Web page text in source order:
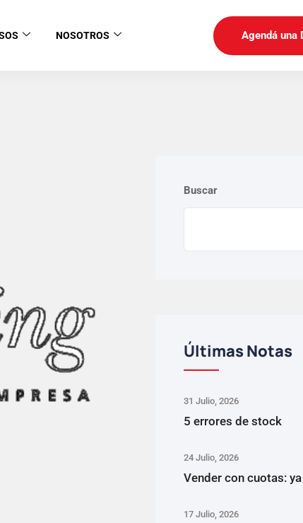
NOSOTROS Agendá una
Buscar
Últimas Notas
31 Julio, 2026
5 errores de stock
24 Julio, 2026
Vender con cuotas: ya
17 Julio, 2026